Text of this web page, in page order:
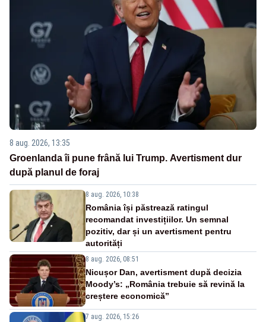
8 aug. 2026, 13:35
Groenlanda îi pune frână lui Trump. Avertisment dur
după planul de foraj
8 aug. 2026, 10:38
România își păstrează ratingul
recomandat investițiilor. Un semnal
pozitiv, dar și un avertisment pentru
autorități
8 aug. 2026, 08:51
Nicușor Dan, avertisment după decizia
Moody’s: „România trebuie să revină la
creștere economică”
7 aug. 2026, 15:26